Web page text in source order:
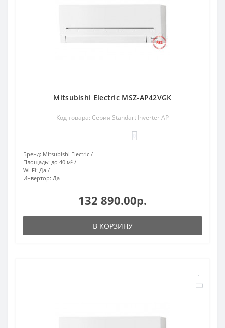
Mitsubishi Electric MSZ-AP42VGK
Код товара: Серия Standart Inverter AP
Бренд: Mitsubishi Electric
Площадь: до 40 м²
Wi-Fi: Да
Инвертор: Да
132 890.00р.
В КОРЗИНУ